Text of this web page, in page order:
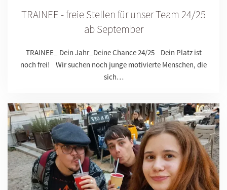
TRAINEE - freie Stellen für unser Team 24/25
ab September
TRAINEE_ Dein Jahr_Deine Chance 24/25 Dein Platz ist
noch frei! Wir suchen noch junge motivierte Menschen, die
sich…